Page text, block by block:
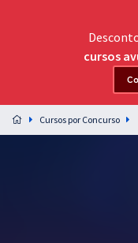
Assinatura OAB Até
Acesso ilimitado a toda
Preparação completa e
residências em saúde do Brasil
cursos
Cursos por Concurso